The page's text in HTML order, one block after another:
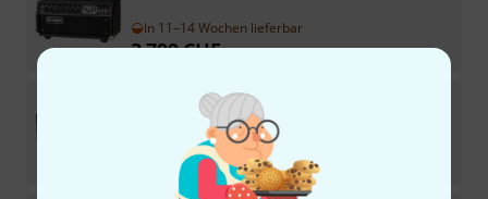
In 11–14 Wochen lieferbar
3.799CHF
Mesa BoogieTriple Crown TC-100 Head
3
Lieferbar in mehreren Monaten
CHF